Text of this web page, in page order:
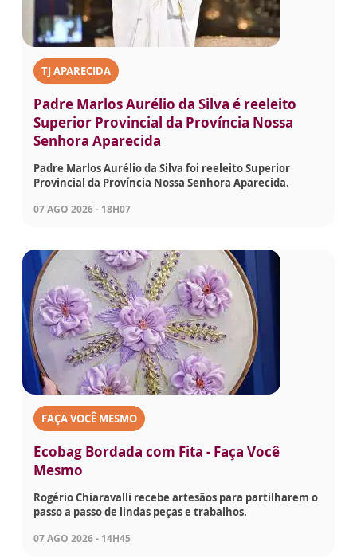
TJ APARECIDA
Padre Marlos Aurélio da Silva é reeleito
Superior Provincial da Província Nossa
Senhora Aparecida
Padre Marlos Aurélio da Silva foi reeleito Superior
Provincial da Província Nossa Senhora Aparecida.
07 AGO 2026 - 18H07
FAÇA VOCÊ MESMO
Ecobag Bordada com Fita - Faça Você
Mesmo
Rogério Chiaravalli recebe artesãos para partilharem o
passo a passo de lindas peças e trabalhos.
07 AGO 2026 - 14H45